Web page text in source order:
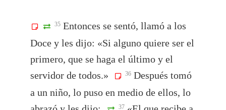
35 Entonces se sentó, llamó a los
Doce y les dijo: «Si alguno quiere ser el
primero, que se haga el último y el
servidor de todos.»
36 Después tomó
a un niño, lo puso en medio de ellos, lo
37